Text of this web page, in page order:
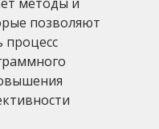
позволяют
процесс